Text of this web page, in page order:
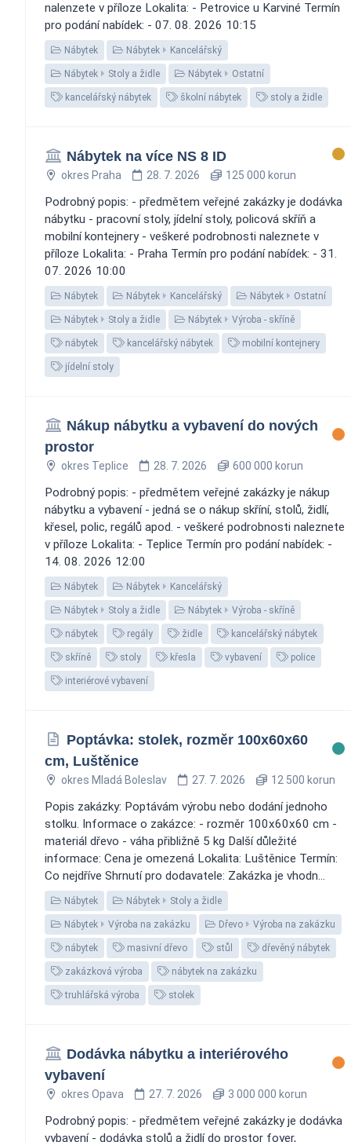
nalenzete v příloze Lokalita: - Petrovice u Karviné Termín
pro podání nabídek: - 07. 08. 2026 10:15
Nábytek Nábytek Kancelářský
Nábytek Stoly a židle Nábytek Ostatní
kancelářský nábytek školní nábytek stoly a židle
Nábytek na více NS 8 ID
okres Praha 28. 7. 2026 125 000 korun
Podrobný popis: - předmětem veřejné zakázky je dodávka
nábytku - pracovní stoly, jídelní stoly, policová skříň a
mobilní kontejnery - veškeré podrobnosti naleznete v
příloze Lokalita: - Praha Termín pro podání nabídek: - 31.
07. 2026 10:00
Nábytek Nábytek Kancelářský Nábytek Ostatní
Nábytek Stoly a židle Nábytek Výroba - skříně
nábytek kancelářský nábytek mobilní kontejnery
jídelní stoly
Nákup nábytku a vybavení do nových
prostor
okres Teplice 28. 7. 2026 600 000 korun
Podrobný popis: - předmětem veřejné zakázky je nákup
nábytku a vybavení - jedná se o nákup skříní, stolů, židlí,
křesel, polic, regálů apod. - veškeré podrobnosti naleznete
v příloze Lokalita: - Teplice Termín pro podání nabídek: -
14. 08. 2026 12:00
Nábytek Nábytek Kancelářský
Nábytek Stoly a židle Nábytek Výroba - skříně
nábytek regály židle kancelářský nábytek
skříně stoly křesla vybavení police
interiérové vybavení
Poptávka: stolek, rozměr 100x60x60
cm, Luštěnice
okres Mladá Boleslav 27. 7. 2026 12 500 korun
Popis zakázky: Poptávám výrobu nebo dodání jednoho
stolku. Informace o zakázce: - rozměr 100x60x60 cm -
materiál dřevo - váha přibližně 5 kg Další důležité
informace: Cena je omezená Lokalita: Luštěnice Termín:
Co nejdříve Shrnutí pro dodavatele: Zakázka je vhodn...
Nábytek Nábytek Stoly a židle
Nábytek Výroba na zakázku Dřevo Výroba na zakázku
nábytek masivní dřevo stůl dřevěný nábytek
zakázková výroba nábytek na zakázku
truhlářská výroba stolek
Dodávka nábytku a interiérového
vybavení
okres Opava 27. 7. 2026 3 000 000 korun
Podrobný popis: - předmětem veřejné zakázky je dodávka
vybavení - dodávka stolů a židlí do prostor foyer,